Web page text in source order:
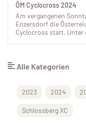
ÖM Cyclocross 2024
Am vergangenen
Enzersdorf die
Cyclocross statt. Unter
Alle Kategorien
2023 2024
Schlossberg XC